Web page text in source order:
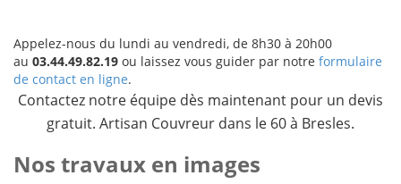
Appelez-nous du lundi au vendredi, de 8h30 à 20h00
au 03.44.49.82.19 ou laissez vous guider par notre formulaire
de contact en ligne.
Contactez notre équipe dès maintenant pour un devis
gratuit. Artisan Couvreur dans le 60 à Bresles.
Nos travaux en images